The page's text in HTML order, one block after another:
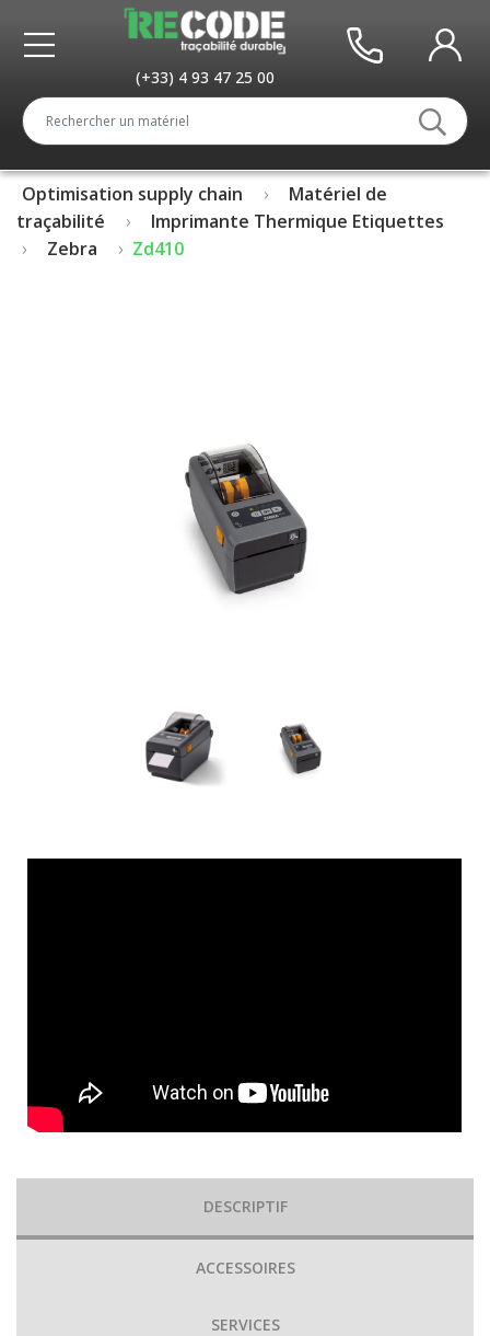
(+33) 4 93 47 25 00
Optimisation supply chain
Matériel de
traçabilité
Imprimante Thermique Etiquettes
Zebra
Zd410
DESCRIPTIF
ACCESSOIRES
SERVICES